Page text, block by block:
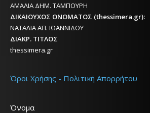
ΑΜΑΛΙΑ ΔΗΜ. ΤΑΜΠΟΥΡΗ
ΔΙΚΑΙΟΥΧΟΣ ΟΝΟΜΑΤΟΣ (thessimera.gr):
ΝΑΤΑΛΙΑ ΑΠ. ΙΩΑΝΝΙΔΟΥ
ΔΙΑΚΡ. ΤΙΤΛΟΣ
thessimera.gr
Όροι Χρήσης - Πολιτική Απορρήτου
Όνομα